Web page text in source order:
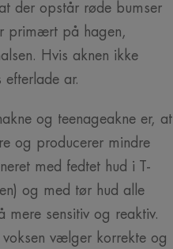
der opstår røde bumser
primært på hagen,
Hvis aknen ikke
efterlade ar.
og teenageakne er, at
og producerer mindre
med fedtet hud i T-
og med tør hud alle
mere sensitiv og reaktiv.
vælger korrekte og